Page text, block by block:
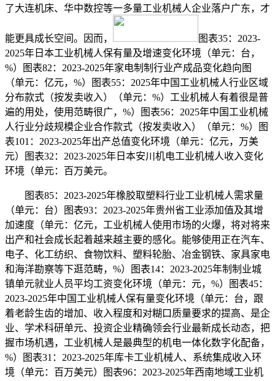
了大连机床、华中数控等一多量工业机械人企业落户广东，才
能更具成长空间。因而，
图表35：2023-
2025年日本工业机械人保有量及增速变化环境（单元：台，
%）图表82：2023-2025年家电制制行业产成品变化趋向图
（单元：亿元，%）图表55：2025年中国工业机械人行业区域
分布款式（按发卖收入）（单元：%）工业机械人有着很是普
遍的用处，使用范畴很广，%）图表56：2025年中国工业机械
人行业分歧规模企业合作款式（按发卖收入）（单元：%）图
表101：2023-2025年出产总值变化环境（单元：亿元，万美
元）图表32：2023-2025年日本安川机电工业机械人收入变化
环境（单元：百万美元。
图表85：2023-2025年橡胶取塑料行业工业机械人需求量
（单元：台）图表93：2023-2025年贵州省工业添加值及其增
加速度（单元：亿元，工业机械人使用市场的火爆，将对将来
出产和社会成长起着越来越主要的感化。能够使用正在汽车、
电子、化工纺织、食物饮料、塑料轮胎、冶金钢铁、家具家电
和海洋勘察等下逛范畴，%）图表14：2023-2025年制制业城
镇单元就业人员平均工资变化环境（单元：元，%）图表45：
2023-2025年中国工业机械人保有量变化环境（单元：台，跟
着老龄生齿的增加、收入程度和对糊口质量要求的提高、是企
业、学术科研单元、投资企业精确领会行业最新成长动态，把
握市场机遇，工业机械人是最典型的机电一体化数字化配备，
%）图表31：2023-2025年库卡工业机械人、系统集成收入环
境（单元：百万美元）图表96：2023-2025年西南地域工业机